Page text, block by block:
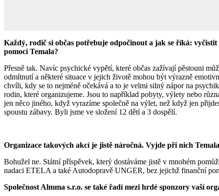
Každý, rodič si občas potřebuje odpočinout a jak se říká:
pomoci Temala?
Přesně tak. Navíc psychické vypětí, které občas zažívají pěstouni
odmítnutí a některé situace v jejich životě mohou být výrazně
chvíli, kdy se to nejméně očekává a to je velmi silný nápor na
rodin, které organizujeme. Jsou to například pobyty, výlety nebo
jen něco jiného, když vyrazíme společně na výlet, než když jen
spoustu zábavy. Byli jsme ve složení 12 dětí a 3 dospělí.
Organizace takových akcí je jistě náročná. Vyjde při nich
Bohužel ne. Státní příspěvek, který dostáváme jistě v mnohém
nadaci ETELA a také Autodopravě UNGER, bez jejichž finanční
Společnost Almma s.r.o. se také řadí mezi hrdé sponzory vaší